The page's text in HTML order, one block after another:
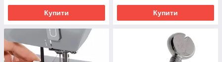
Купити Купити